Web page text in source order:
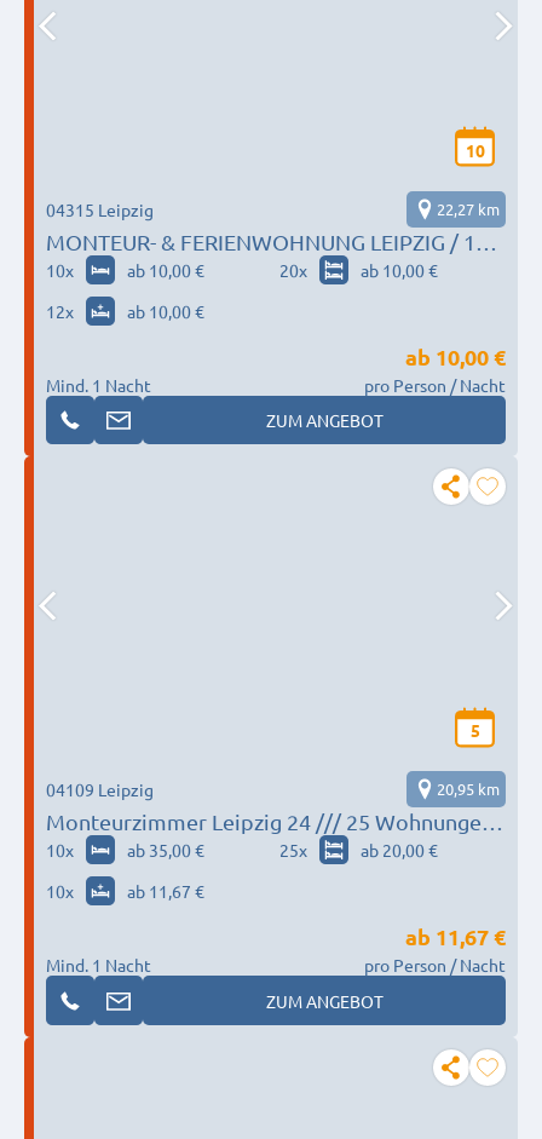
10
MONTEUR- & FERIENWOHNUNG LEIPZIG / 10 €
pro Person / Modern, Sauber, Günstig
04315 Leipzig 22,27 km
10x ab 10,00 € 20x
ab 10,00 €
12x ab 10,00 €
Mind. 1 Nacht
ab 10,00 €
pro Person / Nacht
ZUM ANGEBOT
5
Monteurzimmer Leipzig 24 /// 25 Wohnungen
& 100 Einzelbetten in Leipzig & Umgebung
04109 Leipzig 20,95 km
10x ab 35,00 € 25x
ab 20,00 €
10x ab 11,67 €
Mind. 1 Nacht
ab 11,67 €
pro Person / Nacht
ZUM ANGEBOT